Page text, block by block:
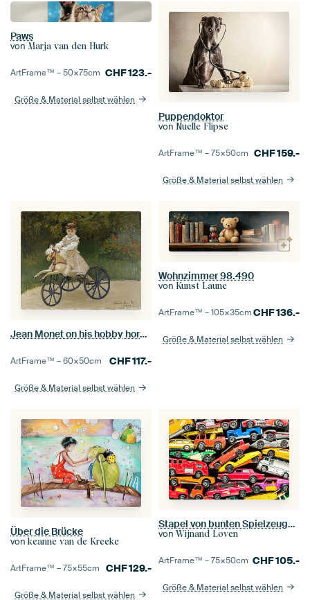
Paws
von Marja van den Hurk
ArtFrame™ –50×75cm CHF123.-
Größe & Material selbst wählen
Puppendoktor
von Nuelle Flipse
ArtFrame™ –75×50cm CHF159.-
Größe & Material selbst wählen
Jean Monet on his hobby horse - Claude Monet
ArtFrame™ –60×50cm CHF117.-
Größe & Material selbst wählen
Wohnzimmer 98.490
von Kunst Laune
ArtFrame™ –105×35cmCHF136.-
Größe & Material selbst wählen
Über die Brücke
von keanne van de Kreeke
ArtFrame™ –75×55cm CHF129.-
Größe & Material selbst wählen
Stapel von bunten Spielzeugautos
von Wijnand Loven
ArtFrame™ –75×50cm CHF105.-
Größe & Material selbst wählen